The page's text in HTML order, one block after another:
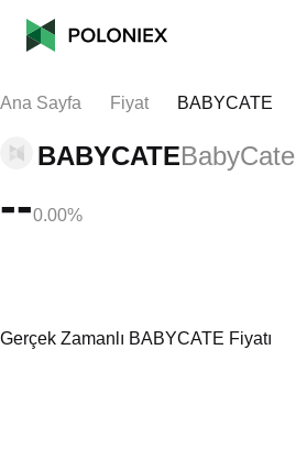
Ana Sayfa Fiyat BABYCATE
BABYCATEBabyCate
--0.00%
Gerçek Zamanlı BABYCATE Fiyatı